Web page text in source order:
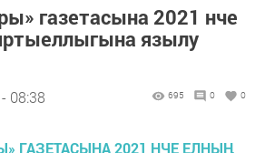
газетасына 2021 нче
язылу
08:38 695 0 0